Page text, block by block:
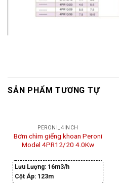
SẢN PHẨM TƯƠNG TỰ
PERONI_4INCH
Bơm chìm giếng khoan Peroni
Model 4PR12/20 4.0Kw
Lưu Lượng: 16m3/h
Cột Áp: 123m